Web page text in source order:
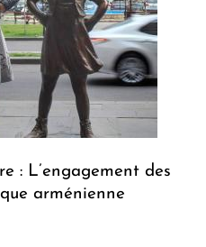
: L’engagement des
arménienne